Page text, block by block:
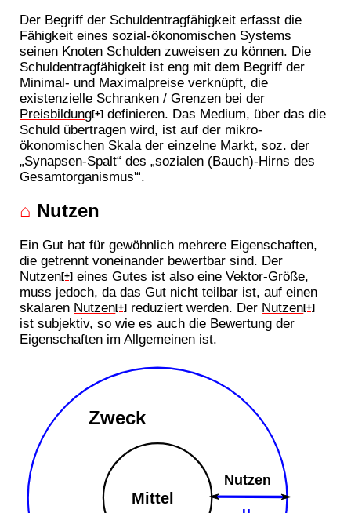
Der Begriff der Schuldentragfähigkeit erfasst die
Fähigkeit eines sozial-ökonomischen Systems
seinen Knoten Schulden zuweisen zu können. Die
Schuldentragfähigkeit ist eng mit dem Begriff der
Minimal- und Maximalpreise verknüpft, die
existenzielle Schranken / Grenzen bei der
Preisbildung[+] definieren. Das Medium, über das die
Schuld übertragen wird, ist auf der mikro-
ökonomischen Skala der einzelne Markt, soz. der
„Synapsen-Spalt“ des „sozialen (Bauch)-Hirns des
Gesamtorganismus'“.
⌂ Nutzen
Ein Gut hat für gewöhnlich mehrere Eigenschaften,
die getrennt voneinander bewertbar sind. Der
Nutzen[+] eines Gutes ist also eine Vektor-Größe,
muss jedoch, da das Gut nicht teilbar ist, auf einen
skalaren Nutzen[+] reduziert werden. Der Nutzen[+]
ist subjektiv, so wie es auch die Bewertung der
Eigenschaften im Allgemeinen ist.